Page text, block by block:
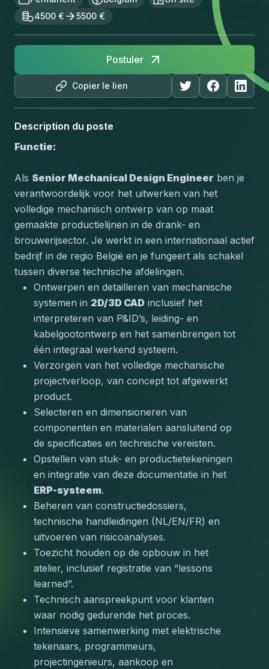
4500 €
5500 €
Copier le lien
Postuler
Description du poste
Functie:
Als Senior Mechanical Design Engineer ben je
verantwoordelijk voor het uitwerken van het
volledige mechanisch ontwerp van op maat
gemaakte productielijnen in de drank- en
brouwerijsector. Je werkt in een internationaal actief
bedrijf in de regio België en je fungeert als schakel
tussen diverse technische afdelingen.
Ontwerpen en detailleren van mechanische
systemen in 2D/3D CAD inclusief het
interpreteren van P&ID’s, leiding- en
kabelgootontwerp en het samenbrengen tot
één integraal werkend systeem.
Verzorgen van het volledige mechanische
projectverloop, van concept tot afgewerkt
product.
Selecteren en dimensioneren van
componenten en materialen aansluitend op
de specificaties en technische vereisten.
Opstellen van stuk- en productietekeningen
ERP-systeem.
Beheren van constructiedossiers,
technische handleidingen (NL/EN/FR) en
uitvoeren van risicoanalyses.
Toezicht houden op de opbouw in het
atelier, inclusief registratie van “lessons
learned”.
Technisch aanspreekpunt voor klanten
waar nodig gedurende het proces.
Intensieve samenwerking met elektrische
tekenaars, programmeurs,
projectingenieurs, aankoop en